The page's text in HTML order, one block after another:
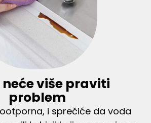
više praviti
problem
i sprečiće da voda